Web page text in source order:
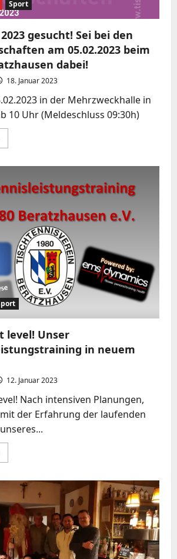
Sport
gesucht! Sei bei den
am 05.02.2023 beim
dabei!
18. Januar 2023
in der Mehrzweckhalle in
10 Uhr (Meldeschluss 09:30h)
Meisterschaften
beim
1980
level! Unser
in neuem
12. Januar 2023
Nach intensiven Planungen,
der Erfahrung der laufenden
Unser
neuem
Format!